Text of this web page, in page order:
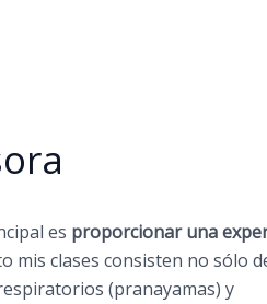
es proporcionar una
mis clases consisten no sólo
(pranayamas) y